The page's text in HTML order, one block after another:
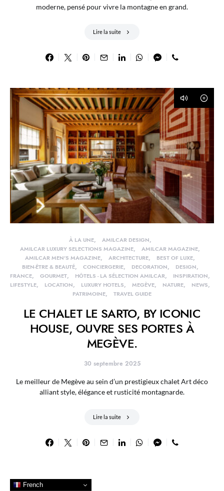
moderne, pensé pour vivre la montagne en grand.
Lire la suite
À LA UNE
AMILCAR DESIGN
AMILCAR LUXURY SELECTIONS MAGAZINE
AMILCAR MAGAZINE
AMILCAR MEN'S MAGAZINE
ARCHITECTURE
BEST OF LUXE
BIEN-ÊTRE & BEAUTÉ
CONCIERGERIE DECORATION
DESIGN
FRANCE
GOURMET HÔTELS - LA SÉLECTION AMILCAR
INSPIRATION
LIFESTYLE
LOCATION LUXURY HOTELS MEGÈVE NATURE
NEWS
PATRIMOINE
TRAVEL GUIDE
LE CHALET LE SARTO, BY ICONIC
HOUSE, OUVRE SES PORTES À
MEGÈVE.
30 septembre 2025
Le meilleur de Megève au sein d’un prestigieux chalet Art déco
alliant style, élégance et rusticité montagnarde.
Lire la suite
French